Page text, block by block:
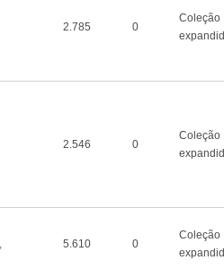
2.785 0
Coleção
2.546 0
Coleção
5.610 0
Coleção